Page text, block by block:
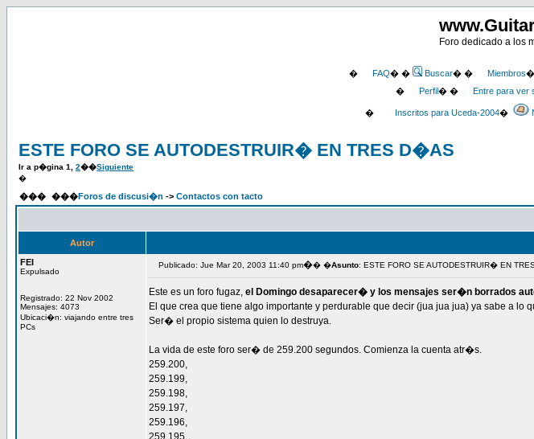
Foro dedicado a los
� FAQ� � Buscar� � Miembros
� Perfil� � Entre para ver
� Inscritos para Uceda-2004�
ESTE FORO SE AUTODESTRUIR� EN TRES D�AS
Ir a p�gina 1 2��Siguiente
�
��� ���Foros de discusi�n -> Contactos con tacto
Autor
FEI
Expulsado
Registrado: 22 Nov 2002
Mensajes: 4073
Ubicaci�n: viajando entre tres
PCs
Publicado: Jue Mar 20, 2003 11:40 pm�� �Asunto: ESTE FORO SE AUTODESTRUIR� EN
Este es un foro fugaz, el Domingo desaparecer� y los mensajes ser�n borrados
El que crea que tiene algo importante y perdurable que decir (jua jua jua) ya sabe a
Ser� el propio sistema quien lo destruya.
La vida de este foro ser� de 259.200 segundos. Comienza la cuenta atr�s.
259.200,
259.199,
259.198,
259.197,
259.196,
259.195...